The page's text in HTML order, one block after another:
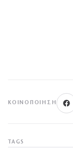
ΚΟΙΝΟΠΟΊΗΣΗ
TAGS